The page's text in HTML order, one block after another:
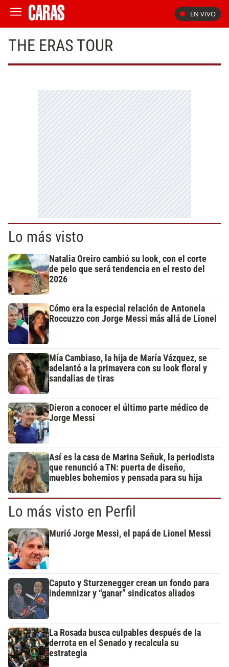
EN VIVO
THE ERAS TOUR
Lo más visto
Natalia Oreiro cambió su look, con el corte
de pelo que será tendencia en el resto del
2026
Cómo era la especial relación de Antonela
Roccuzzo con Jorge Messi más allá de Lionel
Mía Cambiaso, la hija de María Vázquez, se
adelantó a la primavera con su look floral y
sandalias de tiras
Dieron a conocer el último parte médico de
Jorge Messi
Así es la casa de Marina Señuk, la periodista
que renunció a TN: puerta de diseño,
muebles bohemios y pensada para su hija
Lo más visto en Perfil
Murió Jorge Messi, el papá de Lionel Messi
Caputo y Sturzenegger crean un fondo para
indemnizar y “ganar” sindicatos aliados
La Rosada busca culpables después de la
derrota en el Senado y recalcula su
estrategia